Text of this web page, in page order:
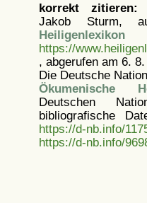
korrekt zitieren:
Jakob Sturm,
Heiligenlexikon
https://
, abgerufen am 6. 8.
Die Deutsche
Ökumenische
Deutschen
bibliografische
https://d-nb.info/
https://d-nb.info/